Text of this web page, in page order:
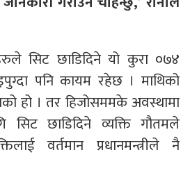
सिट छाडिदिने यो कुरा ०७४
पनि कायम रहेछ । माथिको
हो । तर हिजोसममके अवस्थामा
सिट छाडिदिने व्यक्ति गौतमले
वर्तमान प्रधानमन्त्रीले नै